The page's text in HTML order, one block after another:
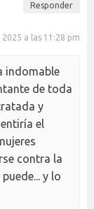
Responder
a las 11:28 pm
indomable
de toda
y
el
contra la
y lo